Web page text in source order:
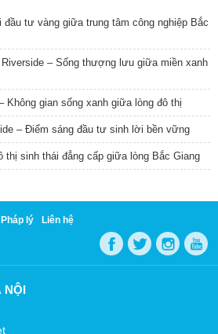
tư vàng giữa trung tâm công nghiệp Bắc
– Sống thượng lưu giữa miền xanh
Không gian sống xanh giữa lòng đô thị
– Điểm sáng đầu tư sinh lời bền vững
thị sinh thái đẳng cấp giữa lòng Bắc Giang
Pháp lý Liên hệ
NỘI